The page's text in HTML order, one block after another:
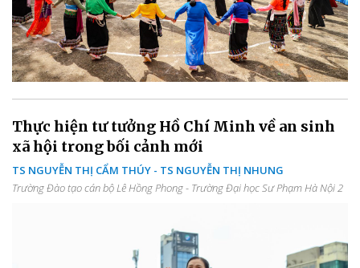
Thực hiện tư tưởng Hồ Chí Minh về an sinh
xã hội trong bối cảnh mới
TS NGUYỄN THỊ CẨM THÚY - TS NGUYỄN THỊ NHUNG
Trường Đào tạo cán bộ Lê Hồng Phong - Trường Đại học Sư Phạm Hà Nội 2